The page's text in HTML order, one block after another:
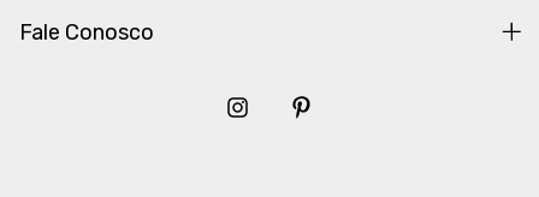
Fale Conosco